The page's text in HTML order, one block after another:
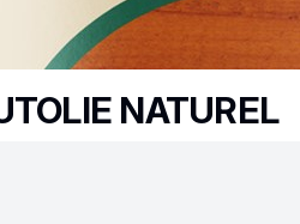
NATUREL